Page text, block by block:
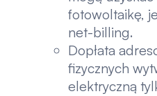
fotowoltaikę,
net-billing.
Dopłata
fizycznych
elektryczną